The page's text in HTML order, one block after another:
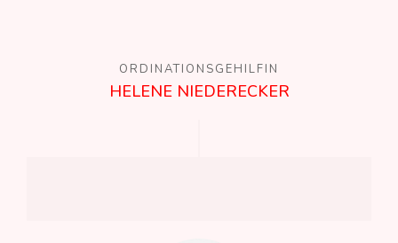
ORDINATIONSGEHILFIN
HELENE NIEDERECKER